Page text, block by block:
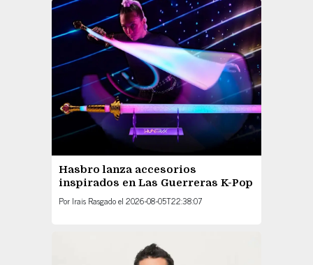
Hasbro lanza accesorios
inspirados en Las Guerreras K-Pop
Por Irais Rasgadoel 2026-08-05T22:38:07